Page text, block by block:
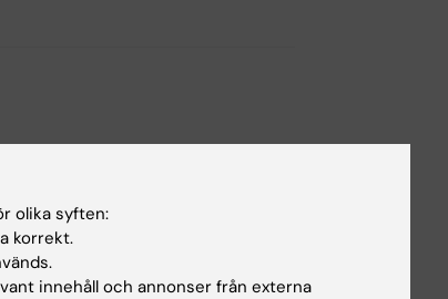
olika syften:
korrekt.
innehåll och annonser från externa